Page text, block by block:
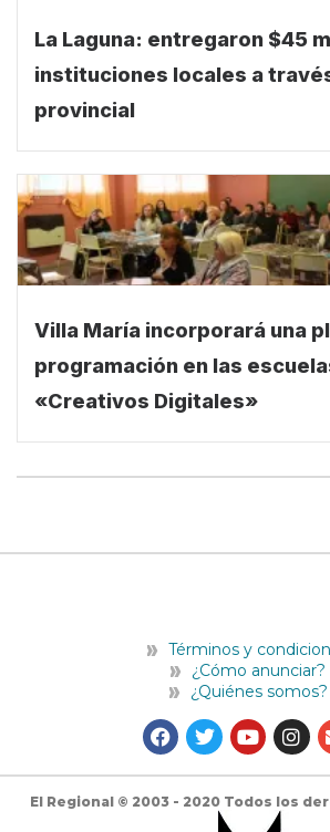
La Laguna: entregaron $45
instituciones locales a
provincial
Villa María incorporará una
programación en las
«Creativos Digitales»
Términos y
¿Cómo anunciar?
¿Quiénes somos?
a
c
e
b
o
w
i
t
t
e
o
u
t
u
b
n
s
t
g
El Regional © 2003 - 2020 Todos los